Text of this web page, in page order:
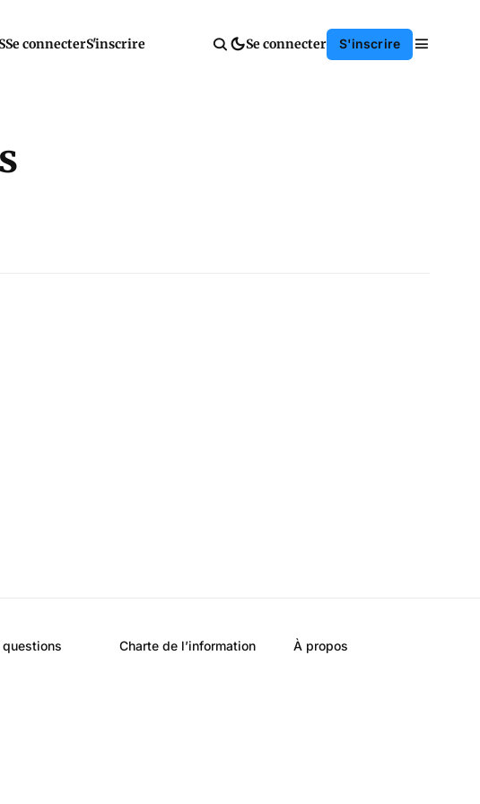
Se connecterS'inscrire Se connecter S'inscrire
questions Charte de l’information À propos